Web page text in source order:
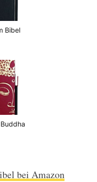
Bibel
bei Amazon